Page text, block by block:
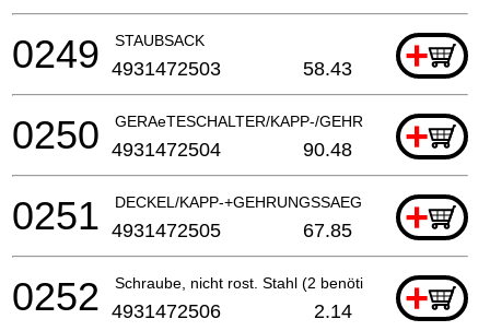
STAUBSACK +
0249 4931472503 58.43
GERAeTESCHALTER/KAPP-/GEHRUNGSSAeGE
+
0250 4931472504 90.48
DECKEL/KAPP-+GEHRUNGSSAEGE +
0251 4931472505 67.85
Schraube, nicht rost. Stahl (2 benötigt) +
0252 4931472506 2.14